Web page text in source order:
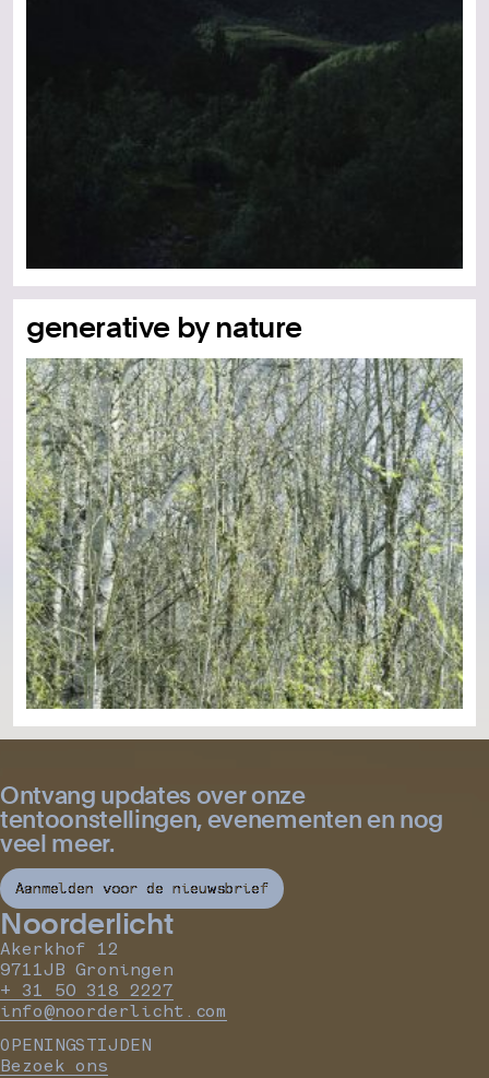
generative by nature
Ontvang updates over onze
tentoonstellingen, evenementen en nog
veel meer.
Aanmelden voor de nieuwsbrief
Noorderlicht
Akerkhof 12
9711JB Groningen
+ 31 50 318 2227
info@noorderlicht.com
OPENINGSTIJDEN
Bezoek ons